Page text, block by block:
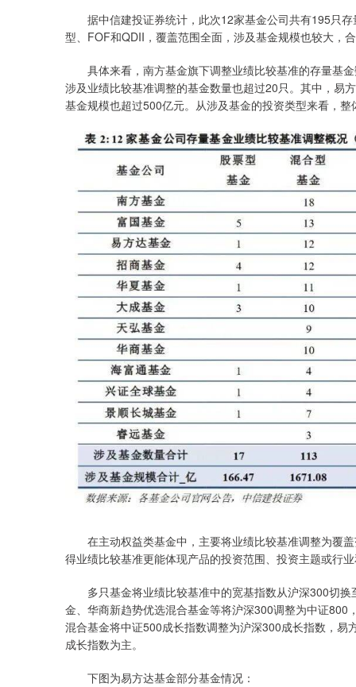
据中信建投证券统计，此次12家基金公司共有195只存
型、FOF和QDII，覆盖范围全面，涉及基金规模也较大，
具体来看，南方基金旗下调整业绩比较基准的存量基金
涉及业绩比较基准调整的基金数量也超过20只。其中，易
基金规模也超过500亿元。从涉及基金的投资类型来看，
在主动权益类基金中，主要将业绩比较基准调整为覆盖
得业绩比较基准更能体现产品的投资范围、投资主题或行
多只基金将业绩比较基准中的宽基指数从沪深300切换
金、华商新趋势优选混合基金等将沪深300调整为中证
混合基金将中证500成长指数调整为沪深300成长指数，
成长指数为主。
下图为易方达基金部分基金情况：